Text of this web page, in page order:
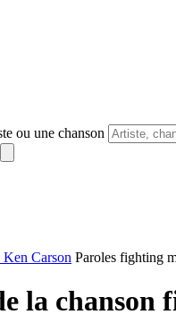
ou une chanson
Ken Carson Paroles fighting
la